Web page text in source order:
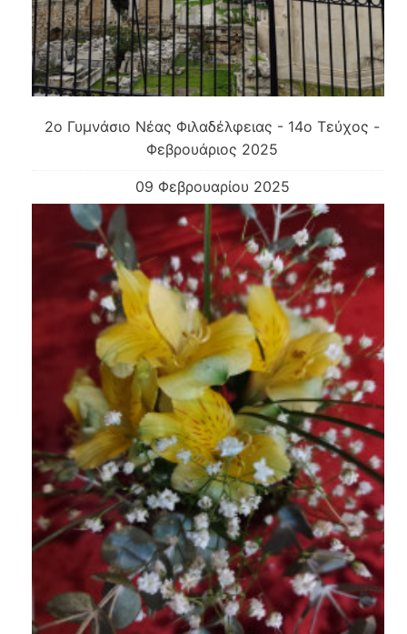
2o Γυμνάσιο Νέας Φιλαδέλφειας - 14ο Τεύχος -
Φεβρουάριος 2025
09 Φεβρουαρίου 2025